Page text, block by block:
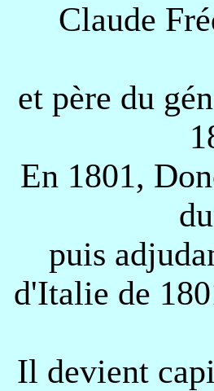
Claude
et père du
En 1801,
puis
d'Italie de
Il devient